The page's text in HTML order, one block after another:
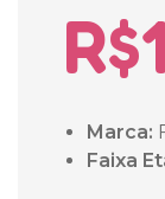
Marca:
Faixa